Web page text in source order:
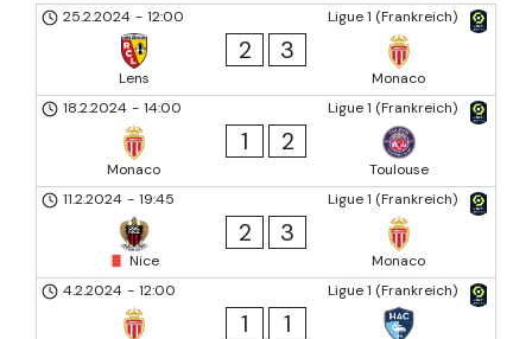
Ligue 1 (Frankreich)
25.2.2024 - 12:00
Lens
2 3
Monaco
Ligue 1 (Frankreich)
18.2.2024 - 14:00
Monaco
1 2
Toulouse
Ligue 1 (Frankreich)
11.2.2024 - 19:45
Nice
2 3
Monaco
Ligue 1 (Frankreich)
4.2.2024 - 12:00
1 1